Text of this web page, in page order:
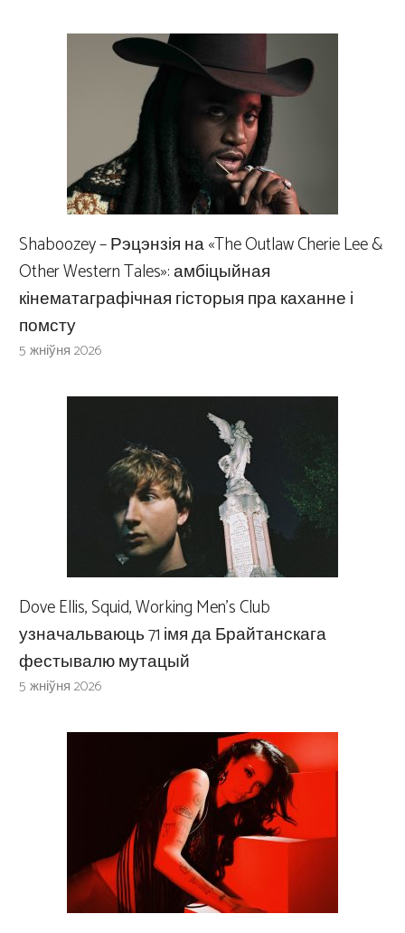
Shaboozey – Рэцэнзія на «The Outlaw Cherie Lee &
Other Western Tales»: амбіцыйная
кінематаграфічная гісторыя пра каханне і
помсту
5 жніўня 2026
Dove Ellis, Squid, Working Men’s Club
узначальваюць 71 імя да Брайтанскага
фестывалю мутацый
5 жніўня 2026